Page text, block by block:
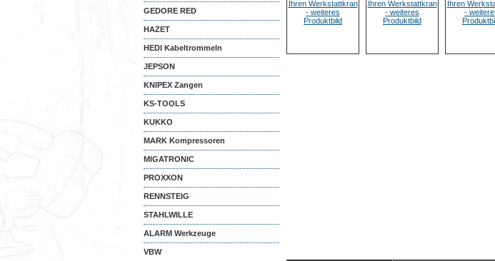
GEDORE RED
HAZET
HEDI Kabeltrommeln
JEPSON
KNIPEX Zangen
KS-TOOLS
KUKKO
MARK Kompressoren
MIGATRONIC
PROXXON
RENNSTEIG
STAHLWILLE
ALARM Werkzeuge
VBW